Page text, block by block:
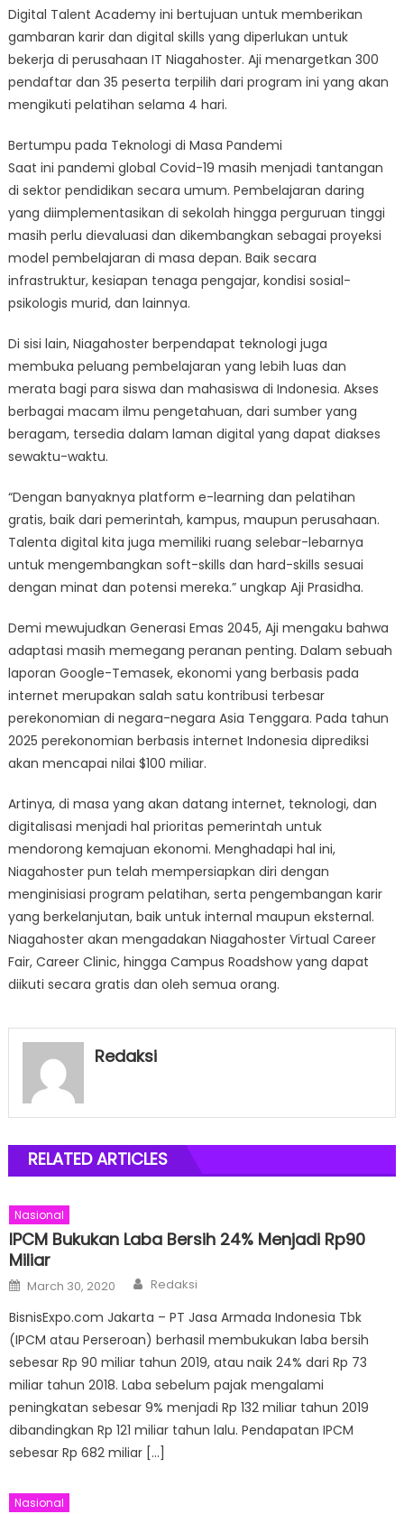
Digital Talent Academy ini bertujuan untuk memberikan
gambaran karir dan digital skills yang diperlukan untuk
bekerja di perusahaan IT Niagahoster. Aji menargetkan 300
pendaftar dan 35 peserta terpilih dari program ini yang akan
mengikuti pelatihan selama 4 hari.
Bertumpu pada Teknologi di Masa Pandemi
Saat ini pandemi global Covid-19 masih menjadi tantangan
di sektor pendidikan secara umum. Pembelajaran daring
yang diimplementasikan di sekolah hingga perguruan tinggi
masih perlu dievaluasi dan dikembangkan sebagai proyeksi
model pembelajaran di masa depan. Baik secara
infrastruktur, kesiapan tenaga pengajar, kondisi sosial-
psikologis murid, dan lainnya.
Di sisi lain, Niagahoster berpendapat teknologi juga
membuka peluang pembelajaran yang lebih luas dan
merata bagi para siswa dan mahasiswa di Indonesia. Akses
berbagai macam ilmu pengetahuan, dari sumber yang
beragam, tersedia dalam laman digital yang dapat diakses
sewaktu-waktu.
“Dengan banyaknya platform e-learning dan pelatihan
gratis, baik dari pemerintah, kampus, maupun perusahaan.
Talenta digital kita juga memiliki ruang selebar-lebarnya
untuk mengembangkan soft-skills dan hard-skills sesuai
dengan minat dan potensi mereka.” ungkap Aji Prasidha.
Demi mewujudkan Generasi Emas 2045, Aji mengaku bahwa
adaptasi masih memegang peranan penting. Dalam sebuah
laporan Google-Temasek, ekonomi yang berbasis pada
internet merupakan salah satu kontribusi terbesar
perekonomian di negara-negara Asia Tenggara. Pada tahun
2025 perekonomian berbasis internet Indonesia diprediksi
akan mencapai nilai $100 miliar.
Artinya, di masa yang akan datang internet, teknologi, dan
digitalisasi menjadi hal prioritas pemerintah untuk
mendorong kemajuan ekonomi. Menghadapi hal ini,
Niagahoster pun telah mempersiapkan diri dengan
menginisiasi program pelatihan, serta pengembangan karir
yang berkelanjutan, baik untuk internal maupun eksternal.
Niagahoster akan mengadakan Niagahoster Virtual Career
Fair, Career Clinic, hingga Campus Roadshow yang dapat
diikuti secara gratis dan oleh semua orang.
Redaksi
RELATED ARTICLES
Nasional
IPCM Bukukan Laba Bersih 24% Menjadi Rp90
Miliar
Posted
on
March 30, 2020 Author
Redaksi
BisnisExpo.com Jakarta – PT Jasa Armada Indonesia Tbk
(IPCM atau Perseroan) berhasil membukukan laba bersih
sebesar Rp 90 miliar tahun 2019, atau naik 24% dari Rp 73
miliar tahun 2018. Laba sebelum pajak mengalami
peningkatan sebesar 9% menjadi Rp 132 miliar tahun 2019
dibandingkan Rp 121 miliar tahun lalu. Pendapatan IPCM
sebesar Rp 682 miliar […]
Nasional